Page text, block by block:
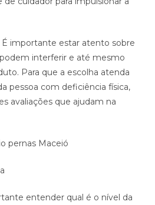
importante estar atento sobre
interferir e até mesmo
Para que a escolha atenda
pessoa com deficiência física,
avaliações que ajudam na
pernas Maceió
entender qual é o nível da